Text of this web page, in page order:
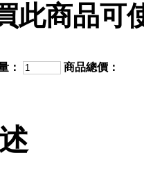
此商品可
： 商品總價：